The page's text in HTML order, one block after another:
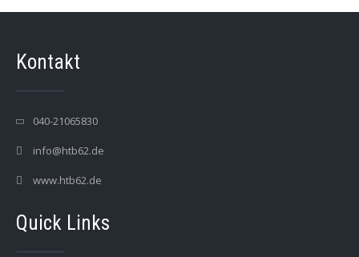
Kontakt
040-21065830
info@htb62.de
www.htb62.de
Quick Links